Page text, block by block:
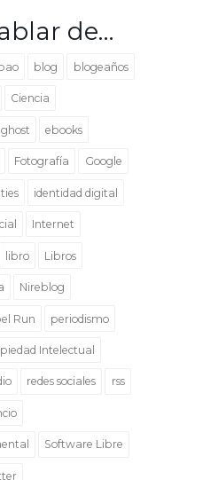
de…
blog blogeaños
Ciencia
ebooks
Fotografía Google
identidad digital
Internet
libro Libros
Nireblog
Run periodismo
Intelectual
redes sociales rss
Software Libre